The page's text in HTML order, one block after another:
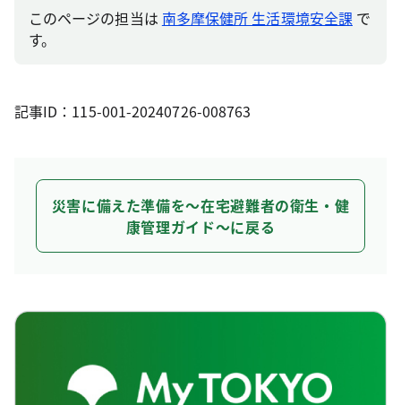
このページの担当は 南多摩保健所 生活環境安全課で
す。
記事ID：115-001-20240726-008763
災害に備えた準備を～在宅避難者の衛生・健
康管理ガイド～に戻る